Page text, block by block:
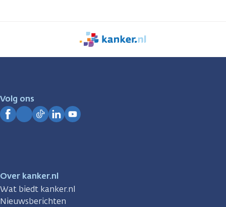
We
zijn
Volg ons
Over kanker.nl
Wat biedt kanker.nl
Nieuwsberichten